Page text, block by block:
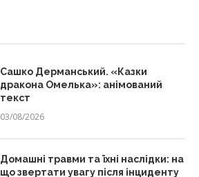
Сашко Дерманський. «Казки
дракона Омелька»: анімований
текст
03/08/2026
Домашні травми та їхні наслідки: на
що звертати увагу після інциденту